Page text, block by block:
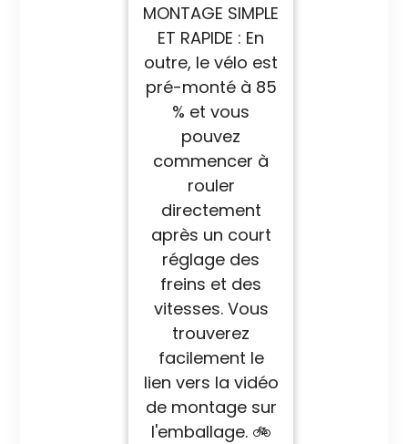
MONTAGE SIMPLE
ET RAPIDE : En
outre, le vélo est
pré-monté à 85
% et vous
pouvez
commencer à
rouler
directement
après un court
réglage des
freins et des
vitesses. Vous
trouverez
facilement le
lien vers la vidéo
de montage sur
l'emballage. 🚲